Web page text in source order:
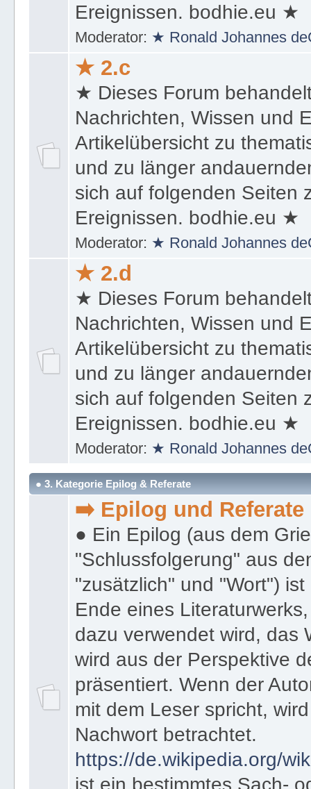
Ereignissen. bodhie.eu ★
Moderator: ★ Ronald Johannes
★ 2.c
★ Dieses Forum
Nachrichten, Wissen und
Artikelübersicht zu
und zu länger
sich auf folgenden Seiten
Ereignissen. bodhie.eu ★
Moderator: ★ Ronald Johannes
★ 2.d
★ Dieses Forum
Nachrichten, Wissen und
Artikelübersicht zu
und zu länger
sich auf folgenden Seiten
Ereignissen. bodhie.eu ★
Moderator: ★ Ronald Johannes
● 3. Kategorie Epilog & Referate
➡️ Epilog und Referate
● Ein Epilog (aus dem
"Schlussfolgerung" aus
"zusätzlich" und "Wort")
Ende eines
dazu verwendet wird, das
wird aus der Perspektive
präsentiert. Wenn der
mit dem Leser spricht,
Nachwort betrachtet.
https://de.wikipedia.org/
ist ein bestimmtes Sach-